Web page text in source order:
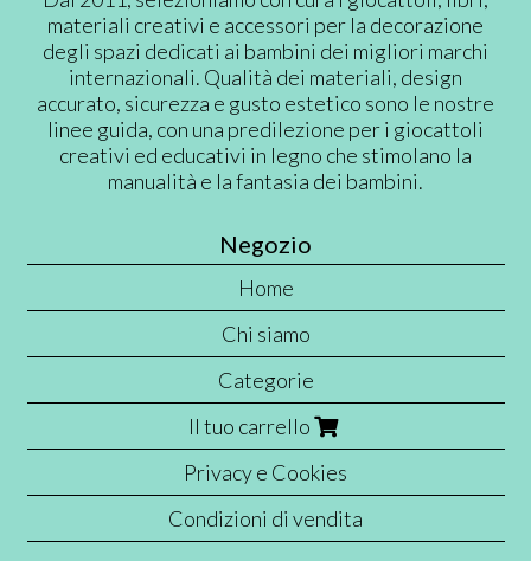
materiali creativi e accessori per la decorazione
degli spazi dedicati ai bambini dei migliori marchi
internazionali. Qualità dei materiali, design
accurato, sicurezza e gusto estetico sono le nostre
linee guida, con una predilezione per i giocattoli
creativi ed educativi in legno che stimolano la
manualità e la fantasia dei bambini.
Negozio
Home
Chi siamo
Categorie
Il tuo carrello
Privacy e Cookies
Condizioni di vendita